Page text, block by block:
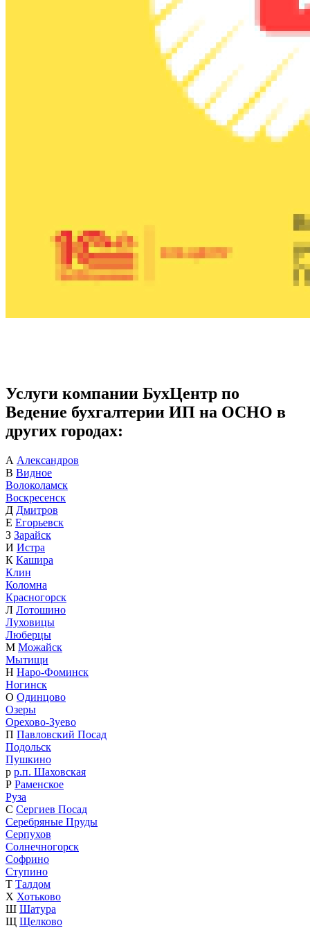
Услуги компании БухЦентр по
Ведение бухгалтерии ИП на ОСНО в
других городах:
А Александров
В Видное
Волоколамск
Воскресенск
Д Дмитров
Е Егорьевск
З Зарайск
И Истра
К Кашира
Клин
Коломна
Красногорск
Л Лотошино
Луховицы
Люберцы
М Можайск
Мытищи
Н Наро-Фоминск
Ногинск
О Одинцово
Озеры
Орехово-Зуево
П Павловский Посад
Подольск
Пушкино
р р.п. Шаховская
Р Раменское
Руза
С Сергиев Посад
Серебряные Пруды
Серпухов
Солнечногорск
Софрино
Ступино
Т Талдом
Х Хотьково
Ш Шатура
Щ Щелково